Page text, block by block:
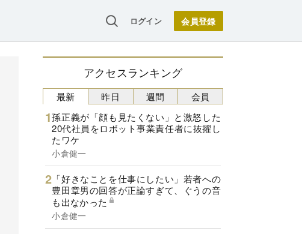
ログイン
アクセスランキング
最新
孫正義が「顔も見たくない」と激怒した
20代社員をロボット事業責任者に抜擢し
たワケ
小倉健一
「好きなことを仕事にしたい」若者への
豊田章男の回答が正論すぎて、ぐうの音
も出なかった
小倉健一
昨日 週間 会員